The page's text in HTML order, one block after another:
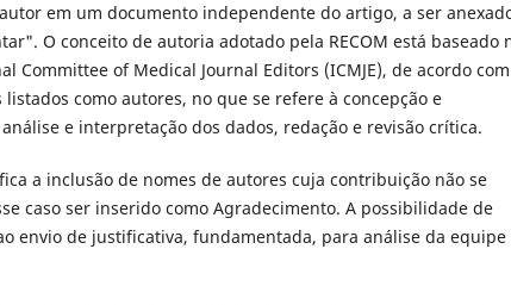
em um documento independente do artigo, a ser
O conceito de autoria adotado pela RECOM está baseado
of Medical Journal Editors (ICMJE), de acordo com
como autores, no que se refere à concepção e
e interpretação dos dados, redação e revisão crítica.
a inclusão de nomes de autores cuja contribuição não se
caso ser inserido como Agradecimento. A possibilidade de
envio de justificativa, fundamentada, para análise da equipe